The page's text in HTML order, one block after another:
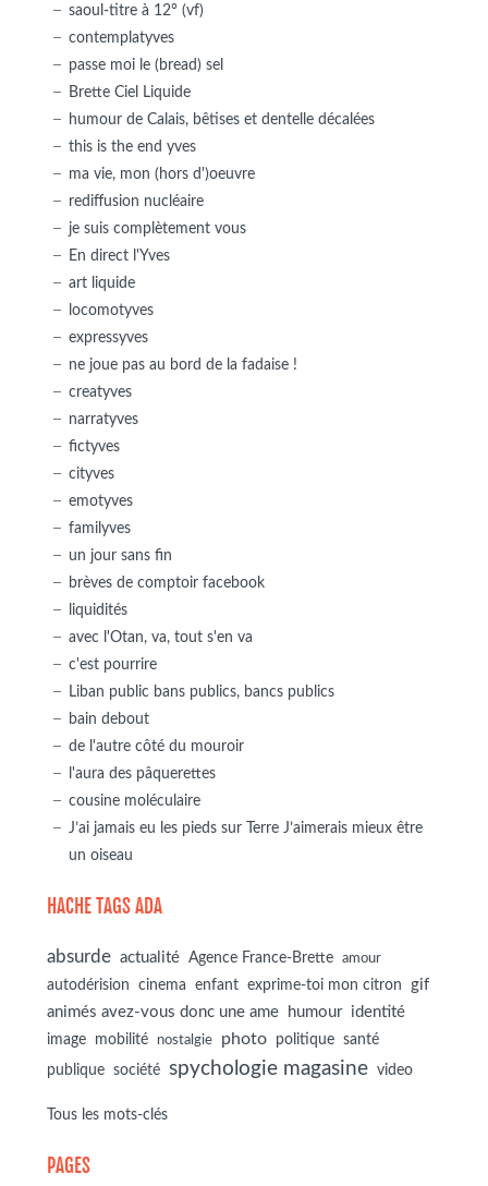
saoul-titre à 12° (vf)
contemplatyves
passe moi le (bread) sel
Brette Ciel Liquide
humour de Calais, bêtises et dentelle décalées
this is the end yves
ma vie, mon (hors d')oeuvre
rediffusion nucléaire
je suis complètement vous
En direct l'Yves
art liquide
locomotyves
expressyves
ne joue pas au bord de la fadaise !
creatyves
narratyves
fictyves
cityves
emotyves
familyves
un jour sans fin
brèves de comptoir facebook
liquidités
avec l'Otan, va, tout s'en va
c'est pourrire
Liban public bans publics, bancs publics
bain debout
de l'autre côté du mouroir
l'aura des pâquerettes
cousine moléculaire
J’ai jamais eu les pieds sur Terre J’aimerais mieux être
un oiseau
HACHE TAGS ADA
absurde actualité Agence France-Brette amour
autodérision cinema enfant exprime-toi mon citron
gif
animés avez-vous donc une ame
humour identité
image mobilité nostalgie photo politique
santé
publique
société spychologie magasine video
Tous les mots-clés
PAGES